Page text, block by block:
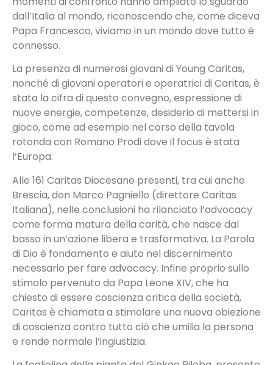
dall’Italia al mondo, riconoscendo che, come diceva
Papa Francesco, viviamo in un mondo dove tutto è
connesso.
La presenza di numerosi giovani di Young Caritas,
nonché di giovani operatori e operatrici di Caritas, è
stata la cifra di questo convegno, espressione di
nuove energie, competenze, desiderio di mettersi in
gioco, come ad esempio nel corso della tavola
rotonda con Romano Prodi dove il focus è stata
l’Europa.
Alle 161 Caritas Diocesane presenti, tra cui anche
Brescia, don Marco Pagniello (direttore Caritas
Italiana), nelle conclusioni ha rilanciato l’advocacy
come forma matura della carità, che nasce dal
basso in un’azione libera e trasformativa. La Parola
di Dio è fondamento e aiuto nel discernimento
necessario per fare advocacy. Infine proprio sullo
stimolo pervenuto da Papa Leone XIV, che ha
chiesto di essere coscienza critica della società,
Caritas è chiamata a stimolare una nuova obiezione
di coscienza contro tutto ciò che umilia la persona
e rende normale l’ingiustizia.